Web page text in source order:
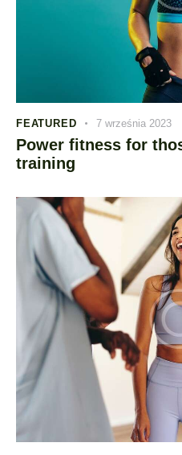
FEATURED 7 września 2023
Power fitness for
training